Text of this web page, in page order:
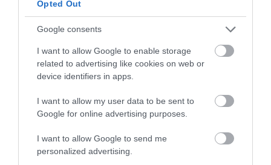
Opted Out
Google consents
I want to allow Google to enable storage
related to advertising like cookies on web or
device identifiers in apps.
I want to allow my user data to be sent to
Google for online advertising purposes.
I want to allow Google to send me
personalized advertising.